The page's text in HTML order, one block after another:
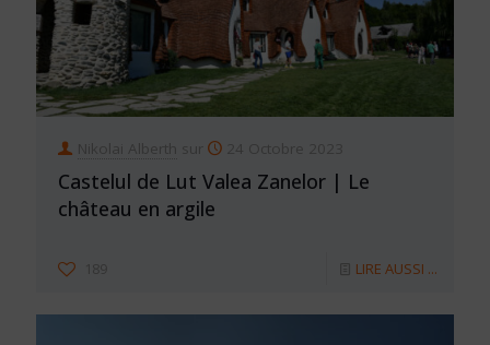
Nikolai Alberth sur 24 Octobre 2023
Castelul de Lut Valea Zanelor | Le
château en argile
189 LIRE AUSSI ...